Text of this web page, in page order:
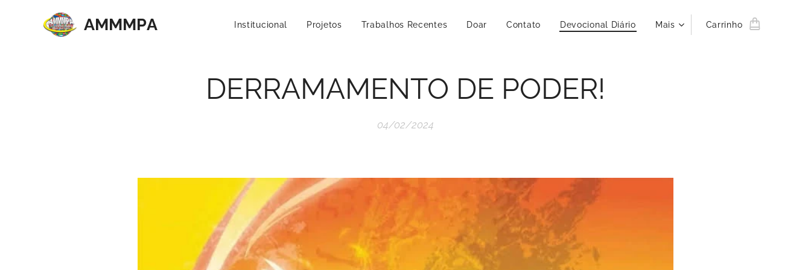
AMMMPA Institucional Projetos Trabalhos Recentes Doar Contato Devocional Diário Mais Carrinho
DERRAMAMENTO DE PODER!
04/02/2024